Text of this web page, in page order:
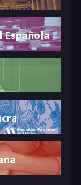
Española